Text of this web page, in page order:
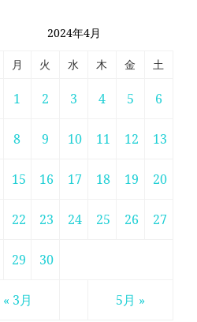
2024年4月
月 火 水 木 金 土
« 3月 5月 »
1 2 3 4 5 6
8 9 10 11 12 13
15 16 17 18 19 20
22 23 24 25 26 27
29 30